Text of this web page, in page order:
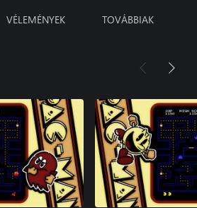
VÉLEMÉNYEK TOVÁBBIAK